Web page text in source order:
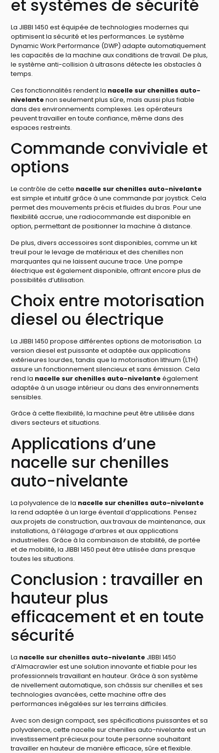
et systèmes de sécurité
La JIBBI 1450 est équipée de technologies modernes qui
optimisent la sécurité et les performances. Le système
Dynamic Work Performance (DWP) adapte automatiquement
les capacités de la machine aux conditions de travail. De plus,
le système anti-collision à ultrasons détecte les obstacles à
temps.
Ces fonctionnalités rendent la nacelle sur chenilles auto-
nivelante non seulement plus sûre, mais aussi plus fiable
dans des environnements complexes. Les opérateurs
peuvent travailler en toute confiance, même dans des
espaces restreints.
Commande conviviale et
options
Le contrôle de cette nacelle sur chenilles auto-nivelante
est simple et intuitif grâce à une commande par joystick. Cela
permet des mouvements précis et fluides du bras. Pour une
flexibilité accrue, une radiocommande est disponible en
option, permettant de positionner la machine à distance.
De plus, divers accessoires sont disponibles, comme un kit
treuil pour le levage de matériaux et des chenilles non
marquantes qui ne laissent aucune trace. Une pompe
électrique est également disponible, offrant encore plus de
possibilités d’utilisation.
Choix entre motorisation
diesel ou électrique
La JIBBI 1450 propose différentes options de motorisation. La
version diesel est puissante et adaptée aux applications
extérieures lourdes, tandis que la motorisation lithium (LTH)
assure un fonctionnement silencieux et sans émission. Cela
rend la nacelle sur chenilles auto-nivelante également
adaptée à un usage intérieur ou dans des environnements
sensibles.
Grâce à cette flexibilité, la machine peut être utilisée dans
divers secteurs et situations.
Applications d’une
nacelle sur chenilles
auto-nivelante
La polyvalence de la nacelle sur chenilles auto-nivelante
la rend adaptée à un large éventail d’applications. Pensez
aux projets de construction, aux travaux de maintenance, aux
installations, à l’élagage d’arbres et aux applications
industrielles. Grâce à la combinaison de stabilité, de portée
et de mobilité, la JIBBI 1450 peut être utilisée dans presque
toutes les situations.
Conclusion : travailler en
hauteur plus
efficacement et en toute
sécurité
La nacelle sur chenilles auto-nivelante JIBBI 1450
d’Almacrawler est une solution innovante et fiable pour les
professionnels travaillant en hauteur. Grâce à son système
de nivellement automatique, son châssis sur chenilles et ses
technologies avancées, cette machine offre des
performances inégalées sur les terrains difficiles.
Avec son design compact, ses spécifications puissantes et sa
polyvalence, cette nacelle sur chenilles auto-nivelante est un
investissement précieux pour toute personne souhaitant
travailler en hauteur de manière efficace, sûre et flexible.